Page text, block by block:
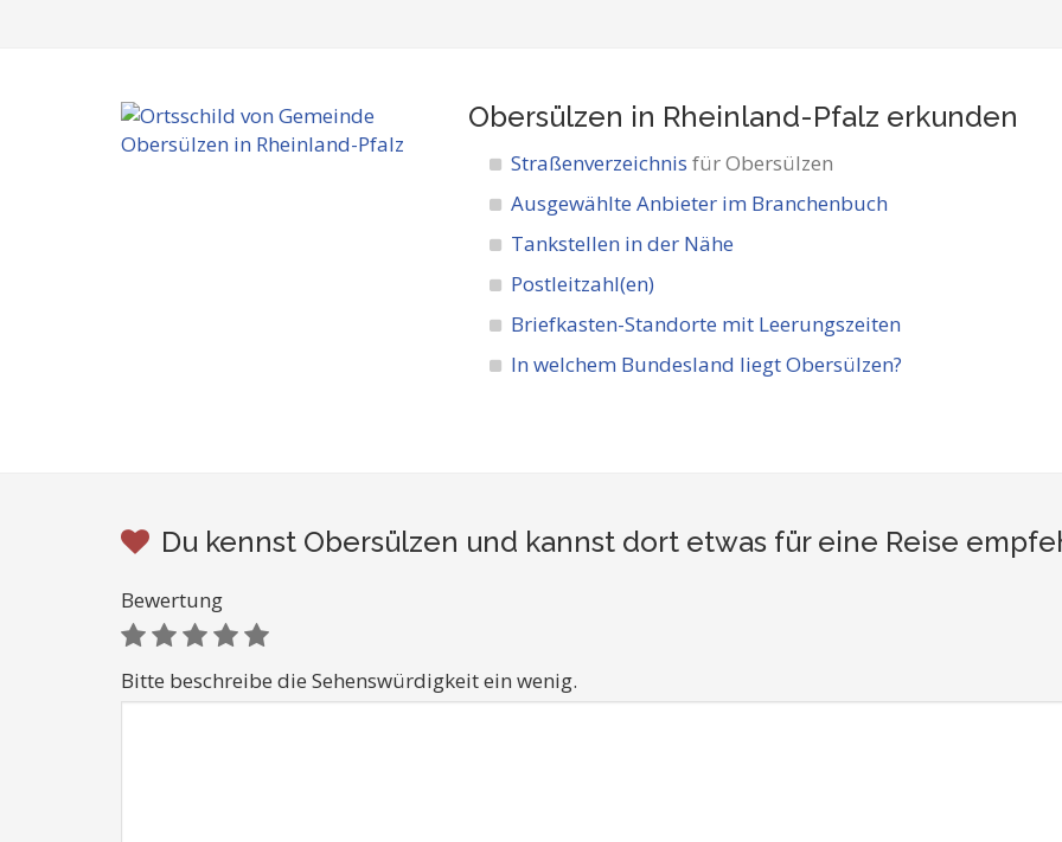
Obersülzen in Rheinland-Pfalz erkunden
Straßenverzeichnis für Obersülzen
Ausgewählte Anbieter im Branchenbuch
Tankstellen in der Nähe
Postleitzahl(en)
Briefkasten-Standorte mit Leerungszeiten
In welchem Bundesland liegt Obersülzen?
Du kennst Obersülzen und kannst dort etwas für eine Reise
Bewertung
Bitte beschreibe die Sehenswürdigkeit ein wenig.